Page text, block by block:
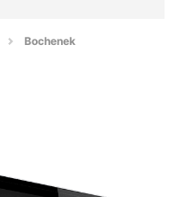
Bochenek